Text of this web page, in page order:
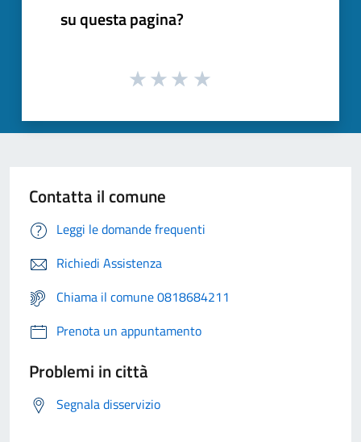
su questa pagina?
Contatta il comune
Leggi le domande frequenti
Richiedi Assistenza
Chiama il comune 0818684211
Prenota un appuntamento
Problemi in città
Segnala disservizio